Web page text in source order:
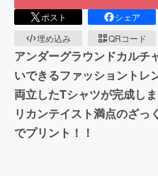
ポスト シェア
埋め込み
QRコード
アンダーグラウンドカルチ
いできるファッショントレ
両立したTシャツが完成し
リカンテイスト満点のざっ
でプリント！！